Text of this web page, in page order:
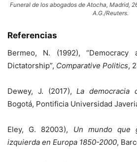
Funeral de los abogados de Atocha, Madrid,
A.G./Reuters.
Referencias
Bermeo, N. (1992),
Dictatorship”, Comparative Politics,
Dewey, J. (2017),La democracia
Bogotá, Pontificia Universidad
Eley, G. 82003), Un mundo que
izquierda en Europa 1850-2000,